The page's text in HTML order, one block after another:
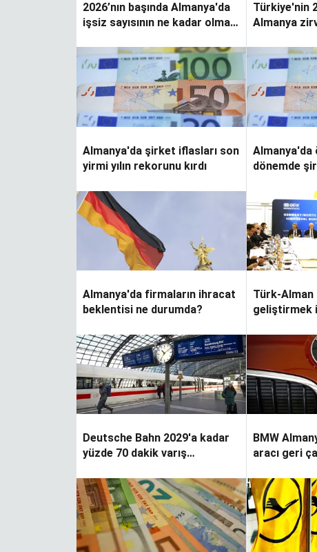
2026’nın başında Almanya'da
işsiz sayısının ne kadar olması
Türkiye'nin
Almanya
Almanya'da şirket iflasları son
yirmi yılın rekorunu kırdı
Almanya'da
dönemde
Almanya'da firmaların ihracat
beklentisi ne durumda?
Türk-
geliştirmek
Deutsche Bahn 2029'a kadar
yüzde 70 dakik varış
BMW
aracı geri